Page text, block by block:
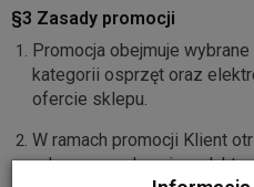
§3 Zasady promocji
Promocja obejmuje
kategorii osprzęt oraz
ofercie sklepu.
W ramach promocji Klient
od ceny regularnej produktu.